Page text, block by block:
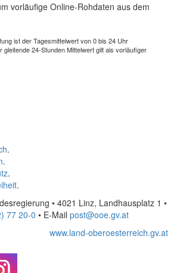
vorläufige Online-Rohdaten aus dem
ist der Tagesmittelwert von 0 bis 24 Uhr
gleitende 24-Stunden Mittelwert gilt als vorläufiger
.
.
.
.
• 4021 Linz, Landhausplatz 1 •
77 20-0 • E-Mail post@ooe.gv.at
www.land-oberoesterreich.gv.at